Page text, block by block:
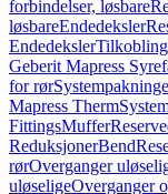
forbindelser, løsbare
løsbareEndedeksler
Endedeksler
Geberit Mapress
for rør
Mapress Therm
FittingsMuffer
ReduksjonerBend
rørOverganger
uløseligeOverganger